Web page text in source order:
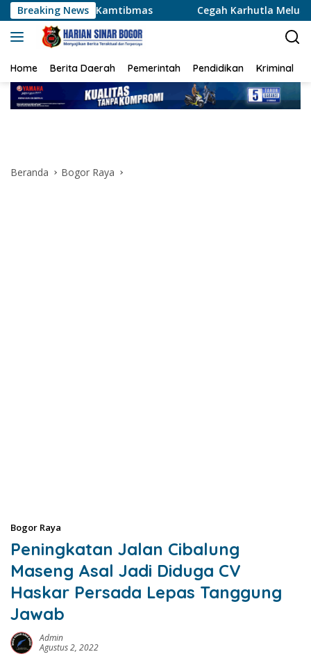
Langsung
ke
konten
Breaking NewsCegah Karhutla Meluas, Wakapolda Riau dan Irdam
Home Berita Daerah Pemerintah Pendidikan Kriminal
Beranda Bogor Raya
Bogor Raya
Peningkatan Jalan Cibalung
Maseng Asal Jadi Diduga CV
Haskar Persada Lepas Tanggung
Jawab
Admin
Agustus 2, 2022